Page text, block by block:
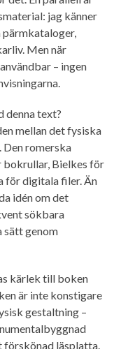
jag känner
Men när
– ingen
denna text?
mellan det fysiska
Den romerska
Bielkes för
för digitala filer. Än
idén om det
sökbara
sätt genom
kärlek till boken
är inte konstigare
gestaltning –
förskönad läsplatta.